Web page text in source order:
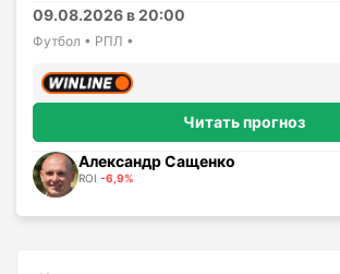
09.08.2026 в 20:00
Футбол • РПЛ •
Читать прогноз
Александр Сащенко
ROI -6,9%